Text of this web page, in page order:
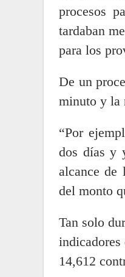
procesos
tardaban
para los
De un
minuto y la
“Por
dos días y
alcance de
del monto
Tan solo
14,612